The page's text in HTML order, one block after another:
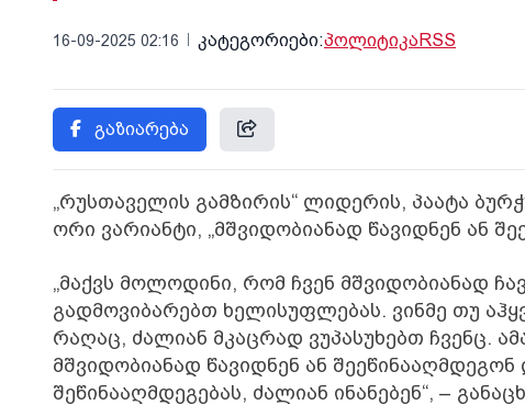
16-09-2025 02:16 კატეგორიები:პოლიტიკაRSS
გაზიარება
„რუსთაველის გამზირის“ ლიდერის, პაატა
ორი ვარიანტი, „მშვიდობიანად წავიდნენ ან
„მაქვს მოლოდინი, რომ ჩვენ მშვიდობიანად
გადმოვიბარებთ ხელისუფლებას. ვინმე თუ
რაღაც, ძალიან მკაცრად ვუპასუხებთ ჩვენც.
მშვიდობიანად წავიდნენ ან შეეწინააღმდეგონ
შეწინააღმდეგებას, ძალიან ინანებენ“, –